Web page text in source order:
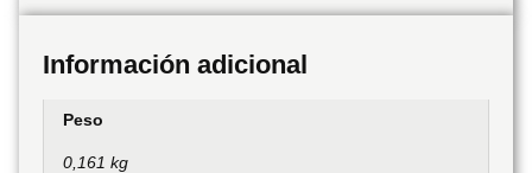
Información adicional
Peso
0,161 kg